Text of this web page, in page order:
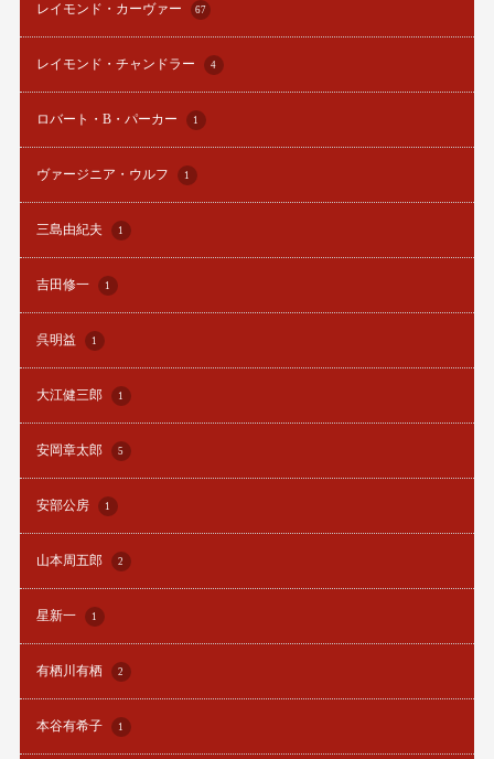
レイモンド・カーヴァー 67
レイモンド・チャンドラー 4
ロバート・B・パーカー 1
ヴァージニア・ウルフ 1
三島由紀夫 1
吉田修一 1
呉明益 1
大江健三郎 1
安岡章太郎 5
安部公房 1
山本周五郎 2
星新一 1
有栖川有栖 2
本谷有希子 1